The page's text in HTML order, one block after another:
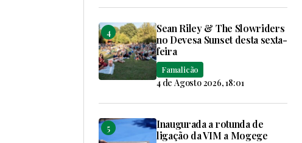
Sean Riley & The Slowriders
no Devesa Sunset desta sexta-
feira
Famalicão
4 de Agosto 2026, 18:01
Inaugurada a rotunda de
ligação da VIM a Mogege